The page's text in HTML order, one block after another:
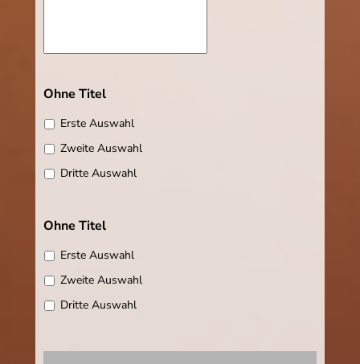
Ohne Titel
Erste Auswahl
Zweite Auswahl
Dritte Auswahl
Ohne Titel
Erste Auswahl
Zweite Auswahl
Dritte Auswahl